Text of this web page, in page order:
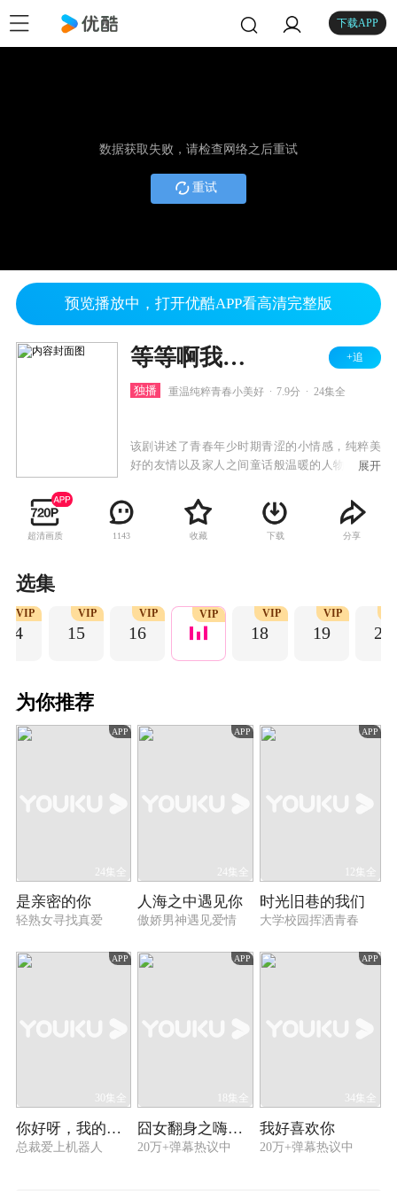
下载APP
数据获取失败，请检查网络之后重试
重试
预览播放中，打开优酷APP看高清完整版
等等啊我的青春 +追
独播 重温纯粹青春小美好 7.9分 24集全
该剧讲述了青春年少时期青涩的小情感，纯粹美
好的友情以及家人之间童话般温暖的人物关系，
棘，在不断追梦的过程中经历成长，收获爱情、
友情的治愈故事。
展开
超清画质 1143 收藏 下载 分享
选集
14
VIP
15
VIP
16
VIP VIP
18
VIP
19
VIP
20
为你推荐
APP
24集全
是亲密的你
轻熟女寻找真爱
APP
24集全
人海之中遇见你
傲娇男神遇见爱情
APP
12集全
时光旧巷的我们
大学校园挥洒青春
APP
30集全
你好呀，我的橘子恋人
总裁爱上机器人
APP
18集全
囧女翻身之嗨如花 第一季
20万+弹幕热议中
APP
34集全
我好喜欢你
20万+弹幕热议中